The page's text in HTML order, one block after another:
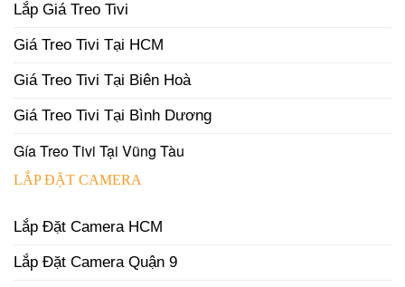
Lắp Giá Treo Tivi
Giá Treo Tivi Tại HCM
Giá Treo Tivi Tại Biên Hoà
Giá Treo Tivi Tại Bình Dương
Gía Treo Tivi Tại Vũng Tàu
LẮP ĐẶT CAMERA
Lắp Đặt Camera HCM
Lắp Đặt Camera Quận 9